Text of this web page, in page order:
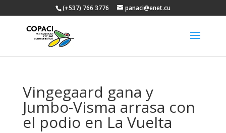
(+537) 766 3776 panaci@enet.cu
Vingegaard gana y
Jumbo-Visma arrasa con
el podio en La Vuelta